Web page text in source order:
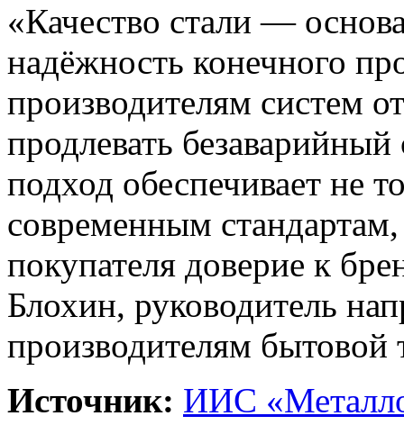
«Качество стали —
надёжность конечного
производителям систем
продлевать
подход обеспечивает не
современным
покупателя доверие к
Блохин, руководитель
производителям бытовой
Источник: ИИС